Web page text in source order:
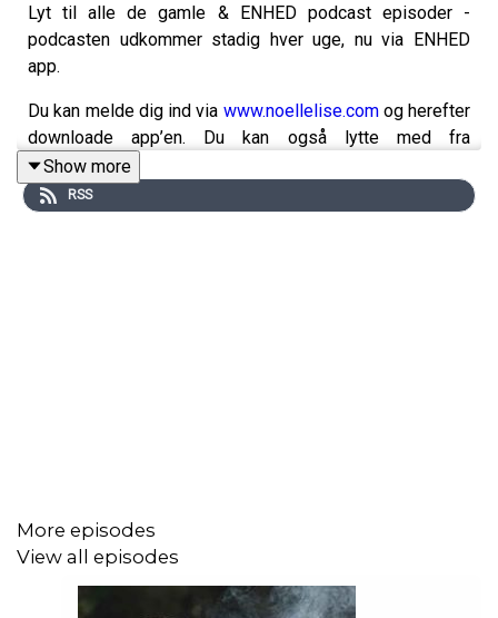
Lyt til alle de gamle & ENHED podcast episoder -
podcasten udkommer stadig hver uge, nu via ENHED
app.
Du kan melde dig ind via www.noellelise.comog herefter
downloade app’en. Du kan også lytte med fra
hjemmesiden.
Vi ses i ENHED universet!
Show more
RSS
More episodes
View all episodes